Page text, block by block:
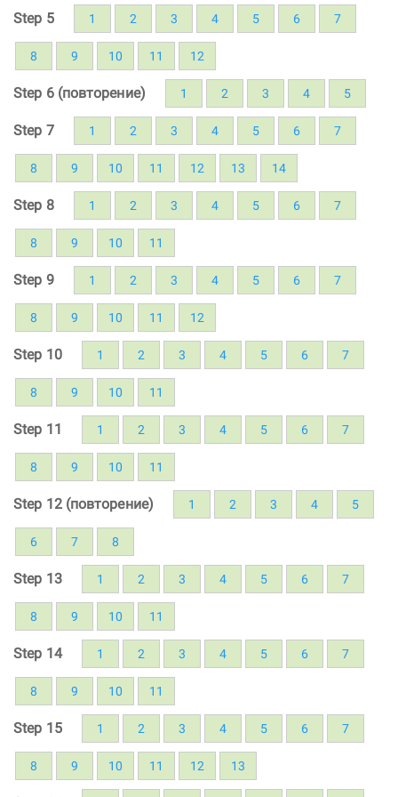
Step 5 1 2 3 4 5 6 7
8 9 10 11 12
Step 6 (повторение) 1 2 3 4 5
Step 7 1 2 3 4 5 6 7
8 9 10 11 12 13 14
Step 8 1 2 3 4 5 6 7
8 9 10 11
Step 9 1 2 3 4 5 6 7
8 9 10 11 12
Step 10 1 2 3 4 5 6 7
8 9 10 11
Step 11 1 2 3 4 5 6 7
8 9 10 11
Step 12 (повторение) 1 2 3 4 5
6 7 8
Step 13 1 2 3 4 5 6 7
8 9 10 11
Step 14 1 2 3 4 5 6 7
8 9 10 11
Step 15 1 2 3 4 5 6 7
8 9 10 11 12 13